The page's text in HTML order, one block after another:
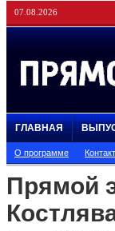
07.08.2026
ГЛАВНАЯ
О программе
Прямой